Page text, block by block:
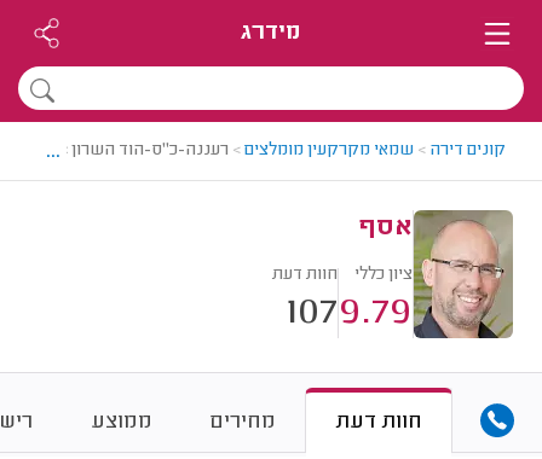
מידרג
קונים דירה > שמאי מקרקעין מומלצים> רעננה-כ"ס-הוד השרון > שמאי
...
אסף
ציון כללי
9.79
חוות דעת
107
חוות דעת מחירים ממוצע